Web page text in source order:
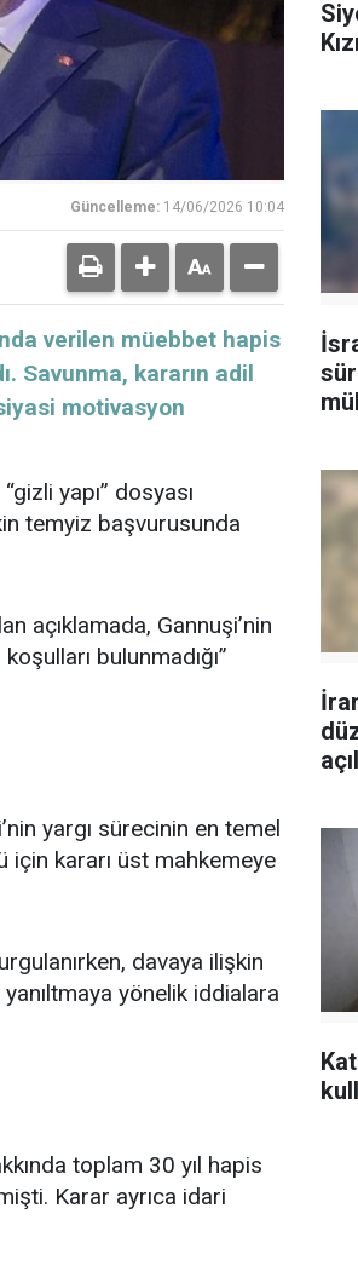
Güncelleme: 14/06/2026 10:04
verilen müebbet hapis
Savunma, kararın adil
motivasyon
yapı” dosyası
temyiz başvurusunda
açıklamada, Gannuşi’nin
bulunmadığı”
yargı sürecinin en temel
kararı üst mahkemeye
davaya ilişkin
yönelik iddialara
toplam 30 yıl hapis
Karar ayrıca idari